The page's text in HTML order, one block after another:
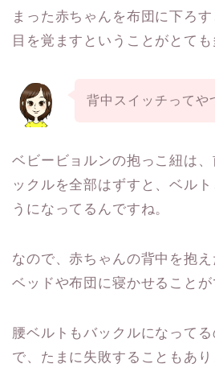
まった赤ちゃんを布団に下ろ
目を覚ますということがとても
背中スイッチってや
ベビービョルンの抱っこ紐は
ックルを全部はずすと、ベル
うになってるんですね。
なので、赤ちゃんの背中を抱
ベッドや布団に寝かせることが
腰ベルトもバックルになって
で、たまに失敗することもあ